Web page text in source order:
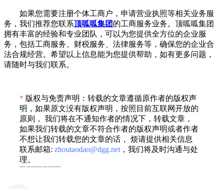
如果您需要注册个体工商户，申请营业执照等相关业务服
务，我们推荐您联系顶呱呱集团 的工商服务业务。顶呱呱集团
拥有丰富的经验和专业团队，可以为您提供全方位的企业服
务，包括工商服务、财税服务、法律服务等，确保您的企业合
法合规经营。希望以上信息能为您提供帮助，如有更多问题，
请随时与我们联系。
* 版权与免责声明：转载的文章遵循原作者的版权声
明，如果原文没有版权声明，按照目前互联网开放的
原则， 我们将在不通知作者的情况下，转载文章，
如果我们转载的文章不符合作者的版权声明或者作者
不想让我们转载您的文章的话， 烦请提供相关信息
联系邮箱: zhoutaodao@dgg.net ，我们将及时沟通与处
理。